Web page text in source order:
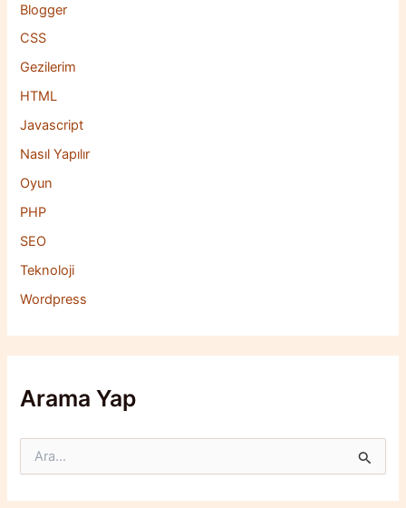
Blogger
CSS
Gezilerim
HTML
Javascript
Nasıl Yapılır
Oyun
PHP
SEO
Teknoloji
Wordpress
Arama Yap
r